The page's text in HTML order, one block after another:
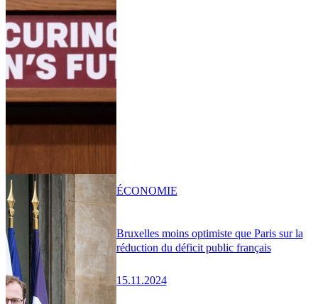
Bruxelles moins optimiste que Paris sur la
réduction du déficit public français
15.11.2024
ÉCONOMIE